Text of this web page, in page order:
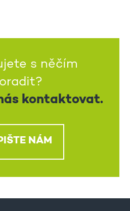
s něčím
kontaktovat.
NÁM